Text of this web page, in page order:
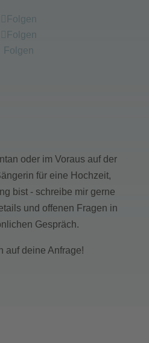
Folgen
Folgen
Folgen
oder im Voraus auf der
für eine Hochzeit,
bist - schreibe mir gerne
und offenen Fragen in
Gespräch.
auf deine Anfrage!